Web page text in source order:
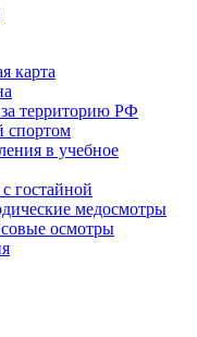
карта
территорию РФ
спортом
в учебное
гостайной
медосмотры
осмотры